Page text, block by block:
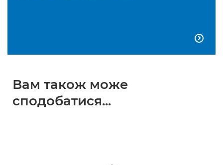

Вам також може
сподобатися...